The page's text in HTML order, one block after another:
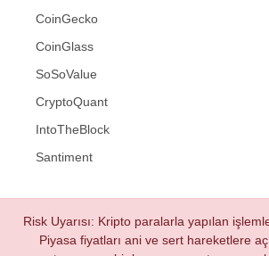
CoinGecko
CoinGlass
SoSoValue
CryptoQuant
IntoTheBlock
Santiment
Risk Uyarısı: Kripto paralarla yapılan
Piyasa fiyatları ani ve sert hareketlere